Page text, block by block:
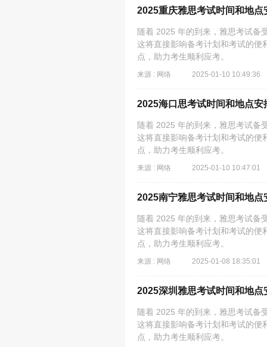
2025重庆雅思考试时间和地点
随着 2025 年的到来，雅思考试备
这将直接影响备考计划和考试的便
点，助力考生顺利应考。
来源 : 网络 2025-01-10 10:49:36
2025海口思考试时间和地点安
随着 2025 年的到来，雅思考试备
这将直接影响备考计划和考试的便
点，助力考生顺利应考。
来源 : 网络 2025-01-10 10:47:01
2025南宁雅思考试时间和地点
随着 2025 年的到来，雅思考试备
这将直接影响备考计划和考试的便
点，助力考生顺利应考。
来源 : 网络 2025-01-08 18:35:01
2025深圳雅思考试时间和地点
随着 2025 年的到来，雅思考试备
这将直接影响备考计划和考试的便
点，助力考生顺利应考。